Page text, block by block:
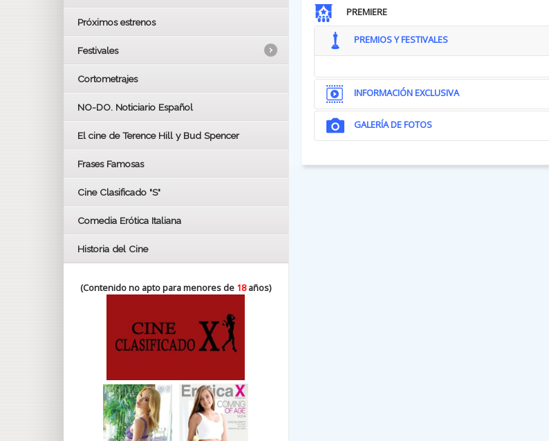
PREMIERE
PREMIOS Y FESTIVALES
INFORMACIÓN EXCLUSIVA
GALERÍA DE FOTOS
Próximos estrenos
Festivales
LOS OSCARS
BAFTA
Cortometrajes
NO-DO. Noticiario Español
El cine de Terence Hill y Bud Spencer
Frases Famosas
Cine Clasificado "S"
Comedia Erótica Italiana
Historia del Cine
(Contenido no apto para menores de 18años)